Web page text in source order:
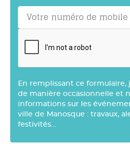
En remplissant ce formulaire,
de manière occasionnelle et
informations sur les
ville de Manosque : travaux,
festivités…